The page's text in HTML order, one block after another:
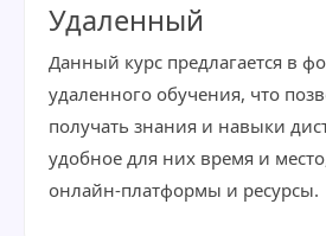
Удаленный
Данный курс предлагается в
удаленного обучения, что
получать знания и навыки
удобное для них время и
онлайн-платформы и ресурсы.